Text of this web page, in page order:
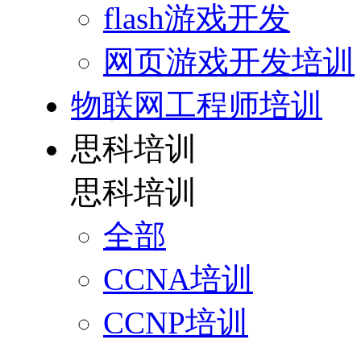
flash游戏开发
网页游戏开发培训
物联网工程师培训
思科培训
思科培训
全部
CCNA培训
CCNP培训